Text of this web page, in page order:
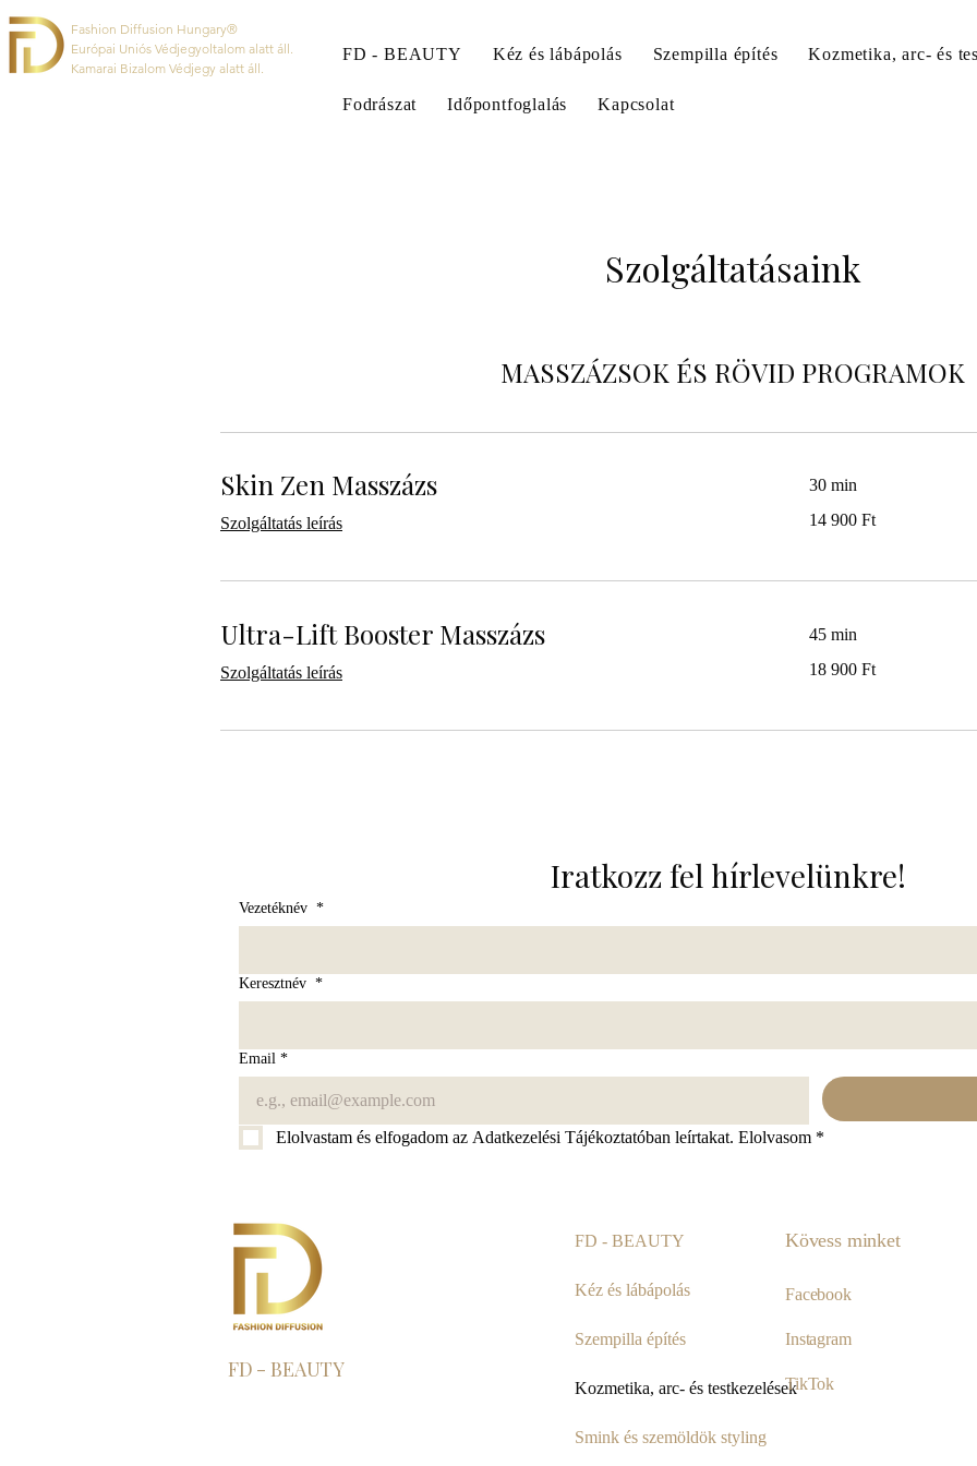
Fashion Diffusion Hungary®
Európai Uniós Védjegyoltalom alatt áll.
Kamarai Bizalom Védjegy alatt áll.
FD - BEAUTY Kéz és lábápolás Szempilla építés Kozmetika, arc- és
Fodrászat Időpontfoglalás Kapcsolat
Szolgáltatásaink
MASSZÁZSOK ÉS RÖVID PROGRAMOK
Skin Zen Masszázs
Szolgáltatás leírás
30 min
magyar
14 900 Ft
Ultra-Lift Booster Masszázs
Szolgáltatás leírás
45 min
magyar
18 900 Ft
Iratkozz fel hírlevelünkre!
Vezetéknév *
Keresztnév *
Email *
Elolvastam és elfogadom az Adatkezelési Tájékoztatóban leírtakat. Elolvasom *
FD - BEAUTY
FD - BEAUTY
Kéz és lábápolás
Szempilla építés
Kozmetika, arc- és testkezelések
Smink és szemöldök styling
Kövess minket
Facebook
Instagram
TikTok